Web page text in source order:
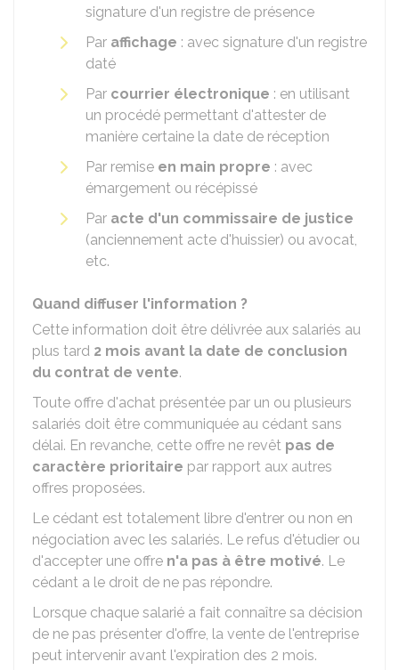
signature d'un registre de présence
Par affichage : avec signature d'un registre
daté
Par courrier électronique : en utilisant
un procédé permettant d'attester de
manière certaine la date de réception
Par remise en main propre : avec
émargement ou récépissé
Par acte d'un commissaire de justice
(anciennement acte d'huissier) ou avocat,
etc.
Quand diffuser l'information ?
Cette information doit être délivrée aux salariés au
plus tard 2 mois avant la date de conclusion
du contrat de vente.
Toute offre d'achat présentée par un ou plusieurs
salariés doit être communiquée au cédant sans
délai. En revanche, cette offre ne revêt pas de
caractère prioritaire par rapport aux autres
offres proposées.
Le cédant est totalement libre d'entrer ou non en
négociation avec les salariés. Le refus d'étudier ou
d'accepter une offre n'a pas à être motivé. Le
cédant a le droit de ne pas répondre.
Lorsque chaque salarié a fait connaître sa décision
de ne pas présenter d'offre, la vente de l'entreprise
peut intervenir avant l'expiration des 2 mois.